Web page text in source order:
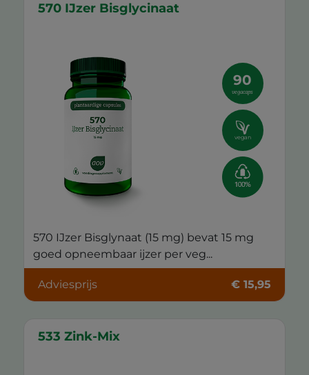
570 IJzer Bisglycinaat
90
vegacaps
vegan
570 IJzer Bisglynaat (15 mg) bevat 15 mg
goed opneembaar ijzer per veg...
Adviesprijs € 15,95
533 Zink-Mix